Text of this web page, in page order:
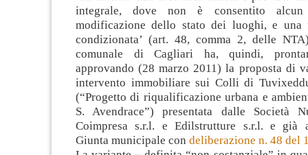
integrale, dove non è consentito
modificazione dello stato dei luoghi, e una
condizionata’ (art. 48, comma 2, delle
comunale di Cagliari ha, quindi,
approvando (28 marzo 2011) la proposta di
intervento immobiliare sui Colli di
(“Progetto di riqualificazione urbana e
S. Avendrace”) presentata dalle Società
Coimpresa s.r.l. e Edilstrutture s.r.l. e già
Giunta municipale con deliberazione n. 48 del